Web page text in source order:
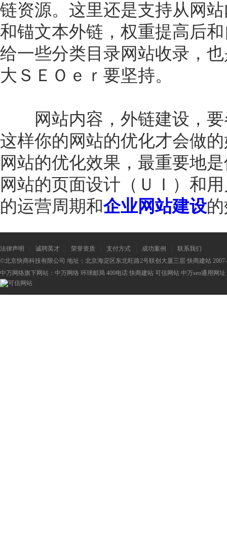
链资源。这里还是支持从网
和锚文本外链，权重提高后
给一些分类目录网站收录，
大ＳＥＯｅｒ要坚持。
网站内容，外链建设，要
这样你的网站的优化才会做
网站的优化效果，最重要地
网站的页面设计（ＵＩ）和
的运营周期和企业网站建设
法律声明 诚聘英才 荣誉资质 支付方式 成功案例
联系我们
©北京快商科技有限公司 地址：北京海淀区东北旺路2号联创大厦三层 快商建站
中万网络旗下网站： 中万网络 环球邮局 400电话 快商建站 可信网站 中万seo通用网址